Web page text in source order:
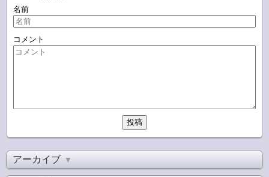
名前
コメント
アーカイブ ▼